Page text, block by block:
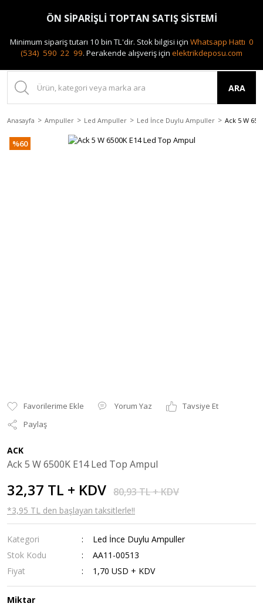
0(212) 240 87 88
ARA
Anasayfa Ampuller Led Ampuller Led İnce Duylu Ampuller Ack 5 W
%60
Yorum Yaz
Tavsiye Et
Paylaş
ACK
Ack 5 W 6500K E14 Led Top Ampul
32,37 TL + KDV 80,93 TL + KDV
*3,95 TL den başlayan taksitlerle!!
Kategori
Led İnce Duylu Ampuller
Stok Kodu
AA11-00513
Fiyat
1,70 USD + KDV
Miktar
ÖN SİPARİŞLİ TOPTAN SATIŞ SİSTEMİ
Minimum sipariş tutarı 10 bin TL'dir. Stok bilgisi için Whatsapp Hattı 0
(534) 590 22 99. Perakende alışveriş için elektrikdeposu.com